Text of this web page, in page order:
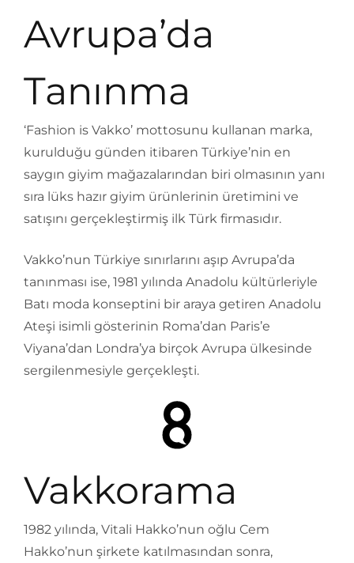
Avrupa’da
Tanınma
‘Fashion is Vakko’ mottosunu kullanan marka,
kurulduğu günden itibaren Türkiye’nin en
saygın giyim mağazalarından biri olmasının yanı
sıra lüks hazır giyim ürünlerinin üretimini ve
satışını gerçekleştirmiş ilk Türk firmasıdır.
Vakko’nun Türkiye sınırlarını aşıp Avrupa’da
tanınması ise, 1981 yılında Anadolu kültürleriyle
Batı moda konseptini bir araya getiren Anadolu
Ateşi isimli gösterinin Roma’dan Paris’e
Viyana’dan Londra’ya birçok Avrupa ülkesinde
sergilenmesiyle gerçekleşti.
Vakkorama
1982 yılında, Vitali Hakko’nun oğlu Cem
Hakko’nun şirkete katılmasından sonra,